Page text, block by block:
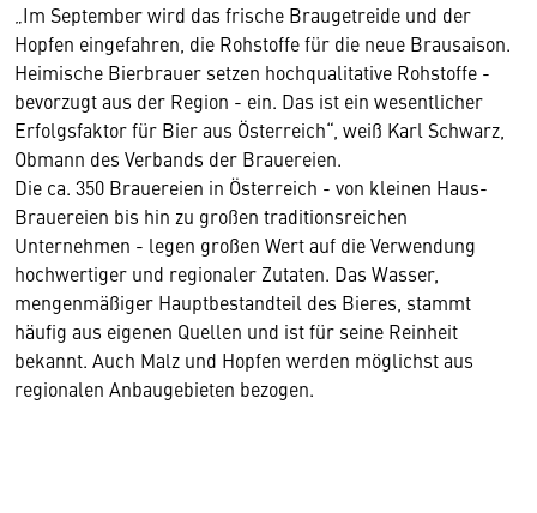
„Im September wird das frische Braugetreide und der
Hopfen eingefahren, die Rohstoffe für die neue Brausaison.
Heimische Bierbrauer setzen hochqualitative Rohstoffe -
bevorzugt aus der Region - ein. Das ist ein wesentlicher
Erfolgsfaktor für Bier aus Österreich“, weiß Karl Schwarz,
Obmann des Verbands der Brauereien.
Die ca. 350 Brauereien in Österreich - von kleinen Haus-
Brauereien bis hin zu großen traditionsreichen
Unternehmen - legen großen Wert auf die Verwendung
hochwertiger und regionaler Zutaten. Das Wasser,
mengenmäßiger Hauptbestandteil des Bieres, stammt
häufig aus eigenen Quellen und ist für seine Reinheit
bekannt. Auch Malz und Hopfen werden möglichst aus
regionalen Anbaugebieten bezogen.